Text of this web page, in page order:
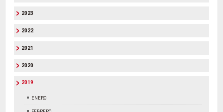
2023
2022
2021
2020
2019
ENERO